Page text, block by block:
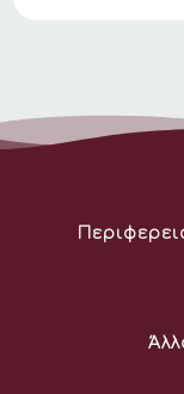
Διεύθυνση: